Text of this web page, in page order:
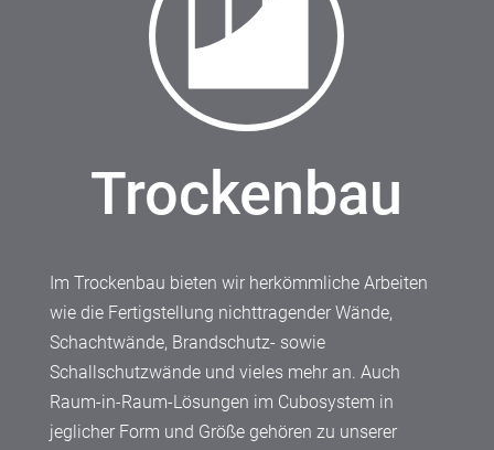
Trockenbau
Im Trockenbau bieten wir herkömmliche Arbeiten
wie die Fertigstellung nichttragender Wände,
Schachtwände, Brandschutz- sowie
Schallschutzwände und vieles mehr an. Auch
Raum-in-Raum-Lösungen im Cubosystem in
jeglicher Form und Größe gehören zu unserer